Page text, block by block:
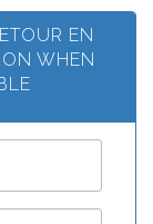
EN
WHEN